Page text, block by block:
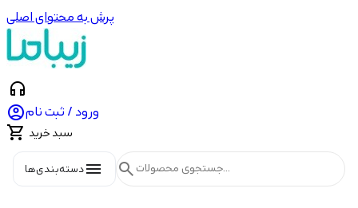
پرش به محتوای اصلی
headphones
ورود / ثبت نام
 سبد خرید
menuدسته‌بندی‌ها search